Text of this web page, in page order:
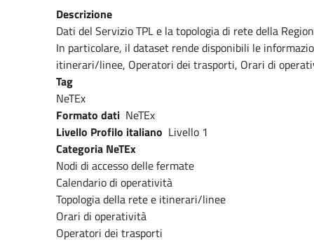
Descrizione
Dati del Servizio TPL e la topologia di rete della
In particolare, il dataset rende disponibili le
itinerari/linee, Operatori dei trasporti, Orari di
Tag
NeTEx
Formato dati NeTEx
Livello Profilo italiano Livello 1
Categoria NeTEx
Nodi di accesso delle fermate
Calendario di operatività
Topologia della rete e itinerari/linee
Orari di operatività
Operatori dei trasporti